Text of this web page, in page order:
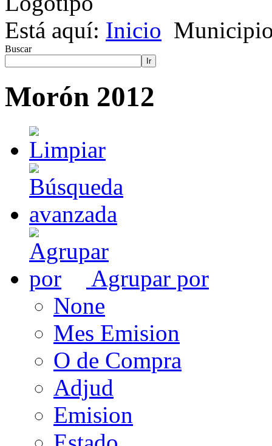
Está aquí: Inicio
Buscar
Ir
Morón 2012
Agrupar por
None
Mes Emision
O de Compra
Adjud
Emision